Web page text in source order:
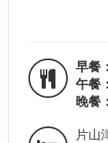
早餐：
午餐：
晚餐：
片山